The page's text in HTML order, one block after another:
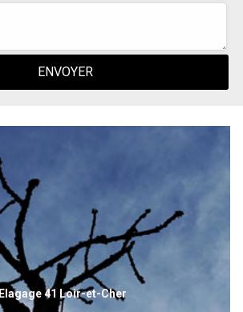
Elagage 41 Loir-et-Cher